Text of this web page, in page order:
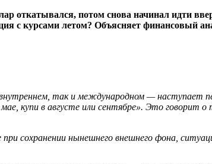
откатывался, потом снова начинал идти
с курсами летом? Объясняет финансовый
так и международном — наступает
купи в августе или сентябре». Это говорит
сохранении нынешнего внешнего фона,